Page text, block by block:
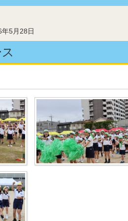
このページの本文へ
年5月28日